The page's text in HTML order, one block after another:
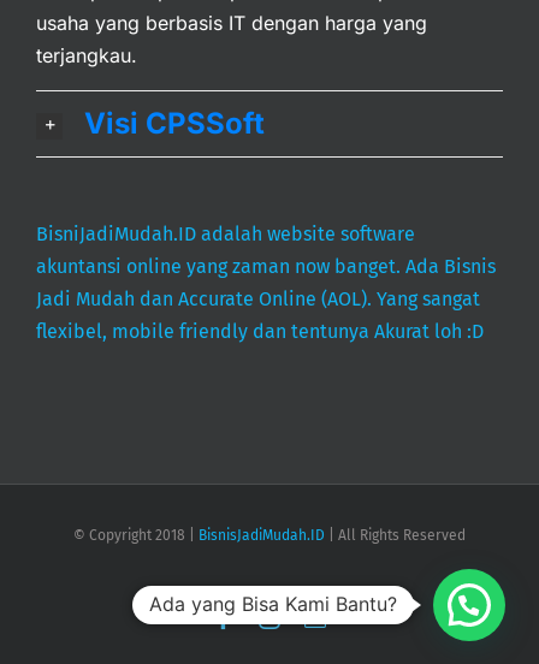
usaha yang berbasis IT dengan harga yang
terjangkau.
Visi CPSSoft
BisniJadiMudah.ID adalah website software
akuntansi online yang zaman now banget. Ada Bisnis
Jadi Mudah dan Accurate Online (AOL). Yang sangat
flexibel, mobile friendly dan tentunya Akurat loh :D
© Copyright 2018 | BisnisJadiMudah.ID | All Rights Reserved
FacebookInstagram
Email
Ada yang Bisa Kami Bantu?